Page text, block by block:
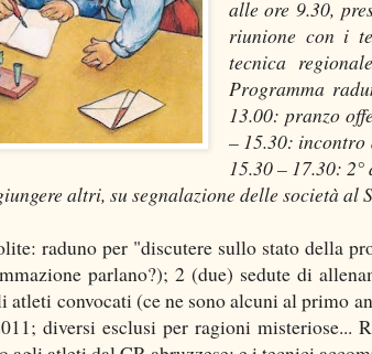
alle ore 9.30,
riunione con i
tecnica
Programma
13.00: pranzo
– 15.30:
15.30 – 17.30:
altri, su segnalazione delle società al
raduno per "discutere sullo stato della
parlano?); 2 (due) sedute di
atleti convocati (ce ne sono alcuni al primo
diversi esclusi per ragioni misteriose...